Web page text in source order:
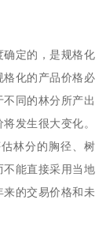
定的，是规格化
格化的产品价格必
同的林分所产出
发生很大变化。
林分的胸径、树
能直接采用当地
的交易价格和未